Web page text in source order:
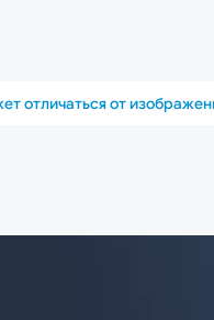
отличаться от